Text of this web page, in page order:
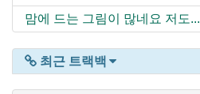
맘에 드는 그림이 많네요 저도...
최근 트랙백